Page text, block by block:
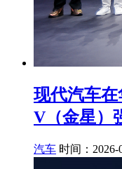
现代汽车
V（金星）
汽车 时间：2026-